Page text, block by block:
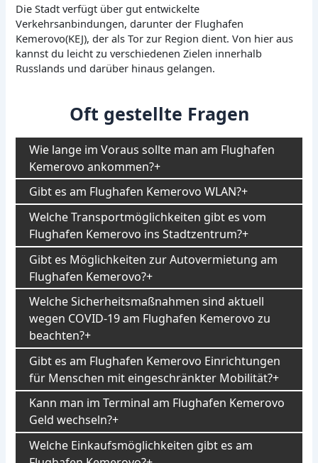
Die Stadt verfügt über gut entwickelte
Verkehrsanbindungen, darunter der Flughafen
Kemerovo(KEJ), der als Tor zur Region dient. Von hier aus
kannst du leicht zu verschiedenen Zielen innerhalb
Russlands und darüber hinaus gelangen.
Oft gestellte Fragen
Wie lange im Voraus sollte man am Flughafen
Kemerovo ankommen?
Gibt es am Flughafen Kemerovo WLAN?
Welche Transportmöglichkeiten gibt es vom
Flughafen Kemerovo ins Stadtzentrum?
Gibt es Möglichkeiten zur Autovermietung am
Flughafen Kemerovo?
Welche Sicherheitsmaßnahmen sind aktuell
wegen COVID-19 am Flughafen Kemerovo zu
beachten?
Gibt es am Flughafen Kemerovo Einrichtungen
für Menschen mit eingeschränkter Mobilität?
Kann man im Terminal am Flughafen Kemerovo
Geld wechseln?
Welche Einkaufsmöglichkeiten gibt es am